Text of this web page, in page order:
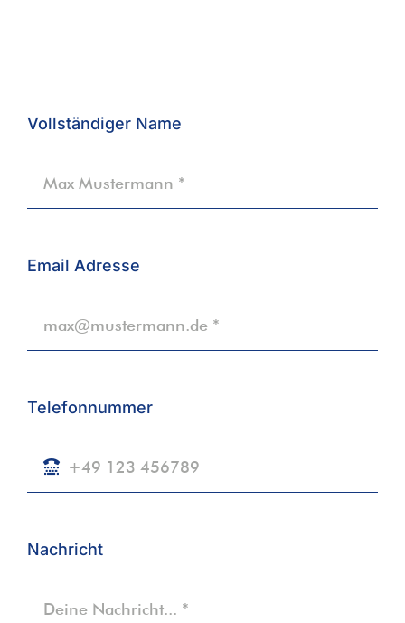
Vollständiger Name
Email Adresse
Telefonnummer
Nachricht